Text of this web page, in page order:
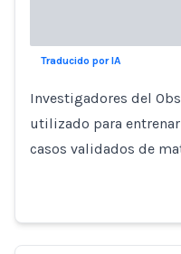
Traducido por IA
Investigadores del
utilizado para
casos validados de